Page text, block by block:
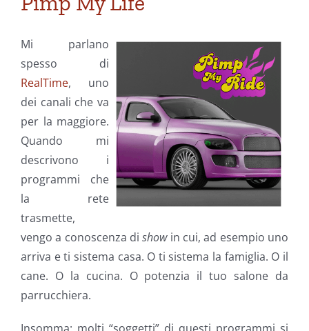
Mi parlano
spesso di
RealTime, uno
dei canali che va
per la maggiore.
Quando mi
descrivono i
programmi che
la rete
trasmette,
vengo a conoscenza dishowin cui, ad esempio uno
arriva e ti sistema casa. O ti sistema la famiglia. O il
cane. O la cucina. O potenzia il tuo salone da
parrucchiera.